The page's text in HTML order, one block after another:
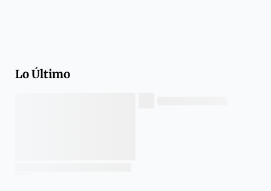
Lo Último